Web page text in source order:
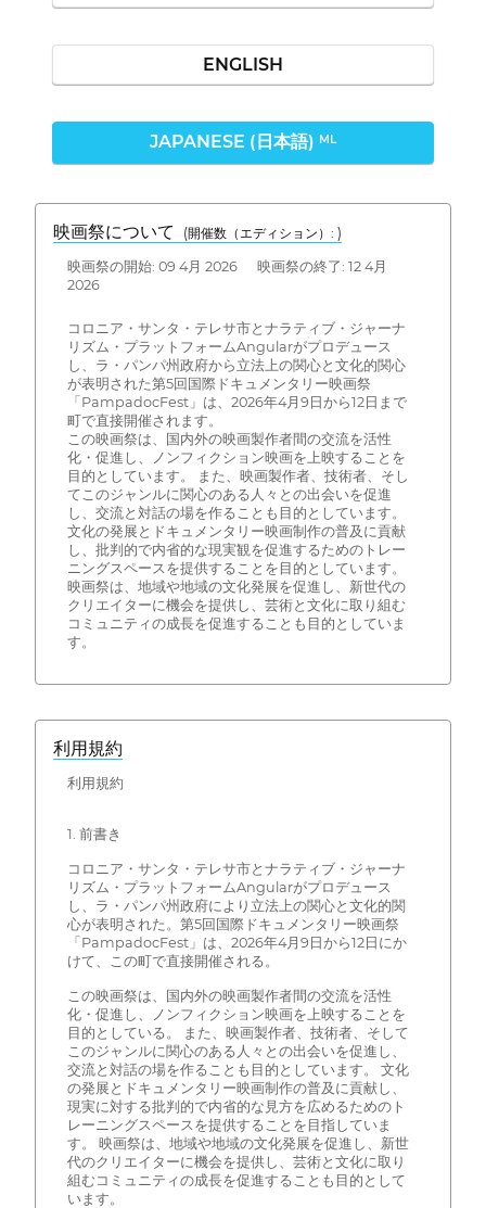
ENGLISH
JAPANESE (日本語) ML
映画祭について (開催数（エディション）: )
映画祭の開始: 09 4月 2026 映画祭の終了: 12 4月
2026
コロニア・サンタ・テレサ市とナラティブ・ジャーナ
リズム・プラットフォームAngularがプロデュース
し、ラ・パンパ州政府から立法上の関心と文化的関心
が表明された第5回国際ドキュメンタリー映画祭
「PampadocFest」は、2026年4月9日から12日まで
町で直接開催されます。
この映画祭は、国内外の映画製作者間の交流を活性
化・促進し、ノンフィクション映画を上映することを
目的としています。 また、映画製作者、技術者、そし
てこのジャンルに関心のある人々との出会いを促進
し、交流と対話の場を作ることも目的としています。
文化の発展とドキュメンタリー映画制作の普及に貢献
し、批判的で内省的な現実観を促進するためのトレー
ニングスペースを提供することを目的としています。
映画祭は、地域や地域の文化発展を促進し、新世代の
クリエイターに機会を提供し、芸術と文化に取り組む
コミュニティの成長を促進することも目的としていま
す。
利用規約
利用規約
1. 前書き
コロニア・サンタ・テレサ市とナラティブ・ジャーナ
リズム・プラットフォームAngularがプロデュース
し、ラ・パンパ州政府により立法上の関心と文化的関
心が表明された。第5回国際ドキュメンタリー映画祭
「PampadocFest」は、2026年4月9日から12日にか
けて、この町で直接開催される。
この映画祭は、国内外の映画製作者間の交流を活性
化・促進し、ノンフィクション映画を上映することを
目的としている。 また、映画製作者、技術者、そして
このジャンルに関心のある人々との出会いを促進し、
交流と対話の場を作ることも目的としています。 文化
の発展とドキュメンタリー映画制作の普及に貢献し、
現実に対する批判的で内省的な見方を広めるためのト
レーニングスペースを提供することを目指していま
す。 映画祭は、地域や地域の文化発展を促進し、新世
代のクリエイターに機会を提供し、芸術と文化に取り
組むコミュニティの成長を促進することも目的として
います。